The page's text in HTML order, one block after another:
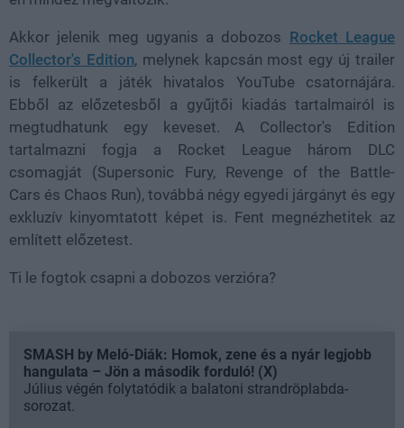
Akkor jelenik meg ugyanis a dobozos Rocket League
Collector's Edition, melynek kapcsán most egy új trailer
is felkerült a játék hivatalos YouTube csatornájára.
Ebből az előzetesből a gyűjtői kiadás tartalmairól is
megtudhatunk egy keveset. A Collector's Edition
tartalmazni fogja a Rocket League három DLC
csomagját (Supersonic Fury, Revenge of the Battle-
Cars és Chaos Run), továbbá négy egyedi járgányt és egy
exkluzív kinyomtatott képet is. Fent megnézhetitek az
említett előzetest.
Ti le fogtok csapni a dobozos verzióra?
SMASH by Meló-Diák: Homok, zene és a nyár legjobb
hangulata – Jön a második forduló! (X)
Július végén folytatódik a balatoni strandröplabda-
sorozat.